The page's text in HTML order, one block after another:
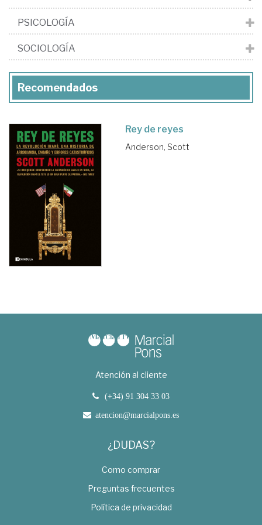
PSICOLOGÍA
SOCIOLOGÍA
Recomendados
Rey de reyes
Anderson, Scott
Atención al cliente
(+34) 91 304 33 03
atencion@marcialpons.es
¿DUDAS?
Como comprar
Preguntas frecuentes
Política de privacidad